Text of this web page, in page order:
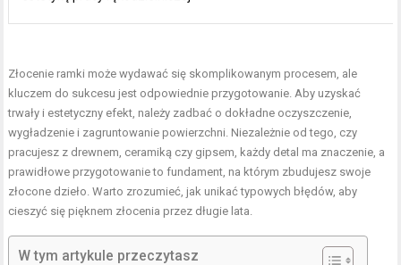
Złocenie ramki może wydawać się skomplikowanym procesem, ale
kluczem do sukcesu jest odpowiednie przygotowanie. Aby uzyskać
trwały i estetyczny efekt, należy zadbać o dokładne oczyszczenie,
wygładzenie i zagruntowanie powierzchni. Niezależnie od tego, czy
pracujesz z drewnem, ceramiką czy gipsem, każdy detal ma znaczenie, a
prawidłowe przygotowanie to fundament, na którym zbudujesz swoje
złocone dzieło. Warto zrozumieć, jak unikać typowych błędów, aby
cieszyć się pięknem złocenia przez długie lata.
W tym artykule przeczytasz